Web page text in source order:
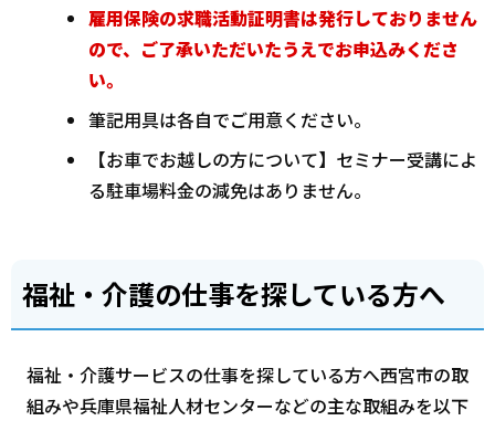
雇用保険の求職活動証明書は発行しておりません
ので、 ご了承いただいたうえでお申込みくださ
い。
筆記用具は各自でご用意ください。
【お車でお越しの方について】セミナー受講によ
る駐車場料金の減免はありません。
福祉・介護の仕事を探している方へ
福祉・介護サービスの仕事を探している方へ西宮市の取
組みや兵庫県福祉人材センターなどの主な取組みを以下